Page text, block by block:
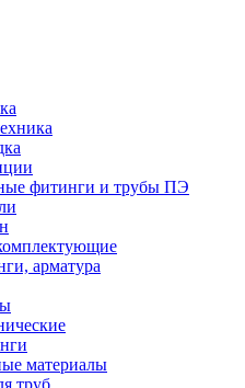
фитинги и трубы ПЭ
арматура
материалы
труб